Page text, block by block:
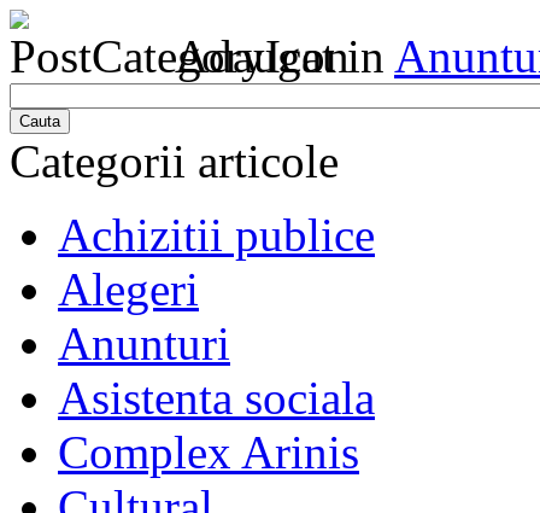
Adaugat in
Cauta
Categorii articole
Achizitii publice
Alegeri
Anunturi
Asistenta sociala
Complex Arinis